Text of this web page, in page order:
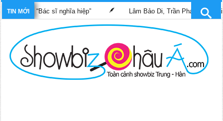
TIN MỚI
phim “Bác sĩ nghĩa hiệp” Lâm Bảo Di, Trần Pháp Dung tái